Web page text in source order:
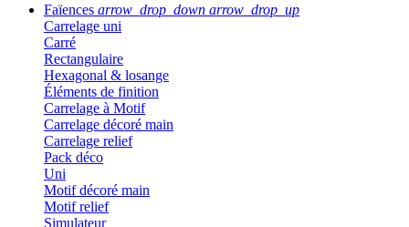
Faïences arrow_drop_down arrow_drop_up
Carrelage uni
Carré
Rectangulaire
Hexagonal & losange
Éléments de finition
Carrelage à Motif
Carrelage décoré main
Carrelage relief
Pack déco
Uni
Motif décoré main
Motif relief
Simulateur